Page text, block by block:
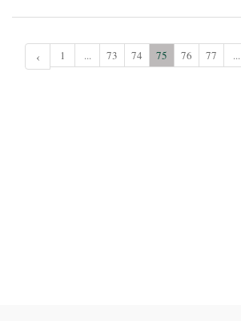
‹ 1 ... 73 74 75 76 77 ...